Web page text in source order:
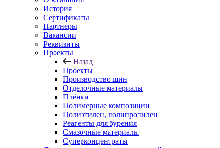
История
Сертификаты
Партнеры
Вакансии
Реквизиты
Проекты
Назад
Проекты
Производство шин
Отделочные материалы
Плёнки
Полимерные композиции
Полиэтилен, полипропилен
Реагенты для бурения
Смазочные материалы
Суперконцентраты